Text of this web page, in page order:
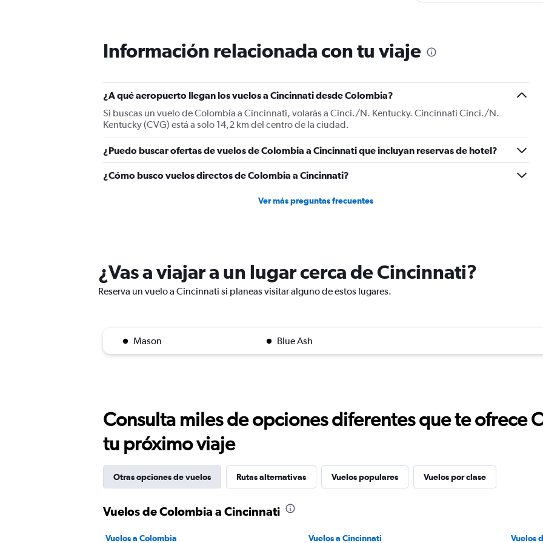
Información relacionada con tu viaje
¿A qué aeropuerto llegan los vuelos a Cincinnati desde Colombia?
Si buscas un vuelo de Colombia a Cincinnati, volarás a Cinci./N. Kentucky. Cincinnati Cinci./N.
Kentucky (CVG) está a solo 14,2 km del centro de la ciudad.
¿Puedo buscar ofertas de vuelos de Colombia a Cincinnati que incluyan reservas de hotel?
¿Cómo busco vuelos directos de Colombia a Cincinnati?
Ver más preguntas frecuentes
¿Vas a viajar a un lugar cerca de Cincinnati?
Reserva un vuelo a Cincinnati si planeas visitar alguno de estos lugares.
Mason Blue Ash
Consulta miles de opciones diferentes que te ofrece
tu próximo viaje
Otras opciones de vuelos Rutas alternativas Vuelos populares Vuelos por clase
Vuelos de Colombia a Cincinnati
Vuelos a Colombia Vuelos a Cincinnati Vuelos